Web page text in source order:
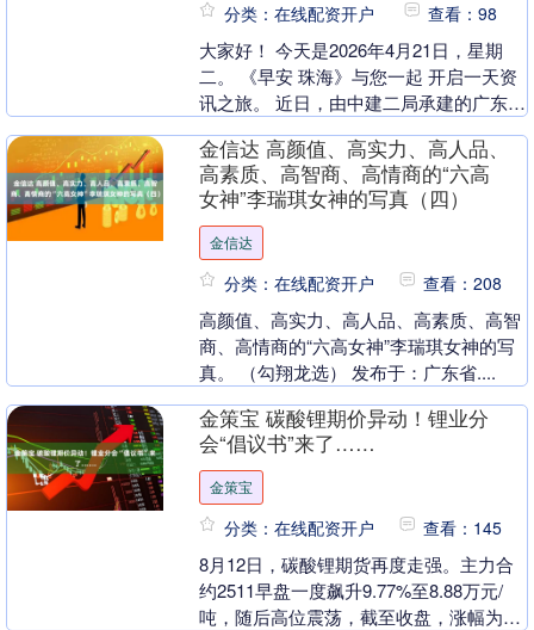
分类：在线配资开户 查看：98
大家好！ 今天是2026年4月21日，星期
二。 《早安 珠海》与您一起 开启一天资
讯之旅。 近日，由中建二局承建的广东省
式竣....
金信达 高颜值、高实力、高人品、
高素质、高智商、高情商的“六高
女神”李瑞琪女神的写真（四）
金信达
分类：在线配资开户 查看：208
高颜值、高实力、高人品、高素质、高智
商、高情商的“六高女神”李瑞琪女神的写
真。 （勾翔龙选） 发布于：广东省....
金策宝 碳酸锂期价异动！锂业分
会“倡议书”来了……
金策宝
分类：在线配资开户 查看：145
8月12日，碳酸锂期货再度走强。主力合
约2511早盘一度飙升9.77%至8.88万元/
吨，随后高位震荡，截至收盘，涨幅为